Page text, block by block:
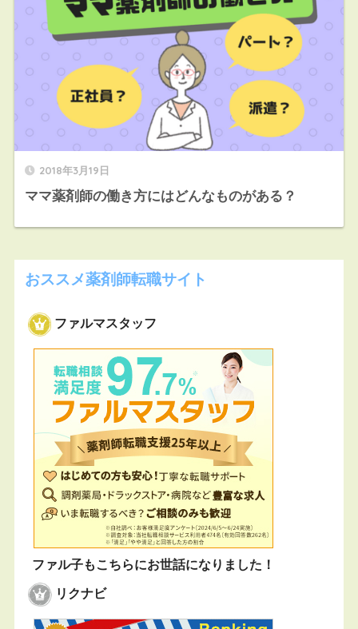
2018年3月19日
ママ薬剤師の働き方にはどんなものがある？
おススメ薬剤師転職サイト
ファルマスタッフ
ファル子もこちらにお世話になりました！
リクナビ